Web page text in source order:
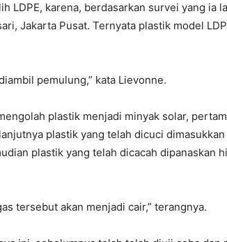
LDPE, karena, berdasarkan survei yang ia
Jakarta Pusat. Ternyata plastik model
pemulung,” kata Lievonne.
plastik menjadi minyak solar,
plastik yang telah dicuci dimasukkan
plastik yang telah dicacah dipanaskan
tersebut akan menjadi cair,” terangnya.